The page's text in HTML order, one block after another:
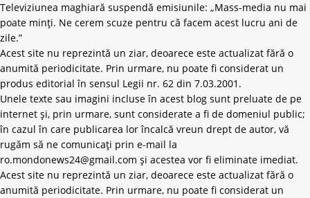
Televiziunea maghiară suspendă emisiunile: „Mass-media nu mai
poate minți. Ne cerem scuze pentru că facem acest lucru ani de
zile.”
Acest site nu reprezintă un ziar, deoarece este actualizat fără o
anumită periodicitate. Prin urmare, nu poate fi considerat un
produs editorial în sensul Legii nr. 62 din 7.03.2001.
Unele texte sau imagini incluse în acest blog sunt preluate de pe
internet și, prin urmare, sunt considerate a fi de domeniul public;
în cazul în care publicarea lor încalcă vreun drept de autor, vă
rugăm să ne comunicați prin e-mail la
ro.mondonews24@gmail.com și acestea vor fi eliminate imediat.
Acest site nu reprezintă un ziar, deoarece este actualizat fără o
anumită periodicitate. Prin urmare, nu poate fi considerat un